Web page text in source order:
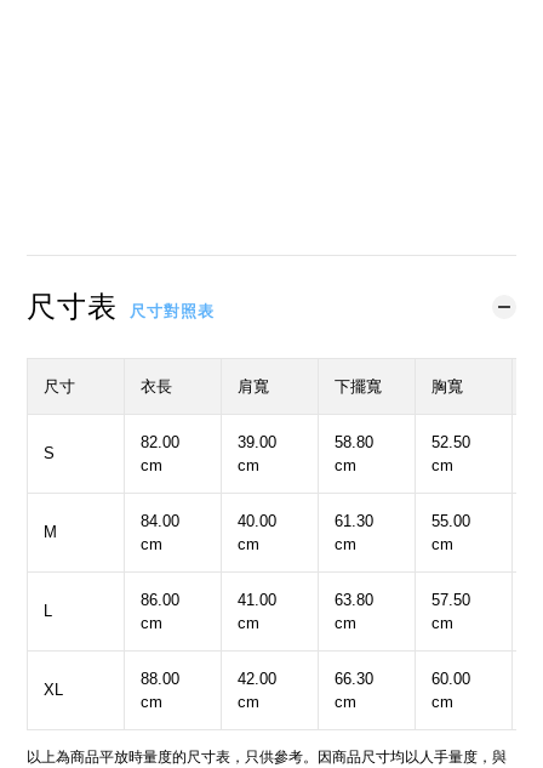
尺寸表 尺寸對照表
尺寸 衣長 肩寬 下擺寬 胸寬
S
82.00
cm
39.00
cm
58.80
cm
52.50
cm
M
84.00
cm
40.00
cm
61.30
cm
55.00
cm
L
86.00
cm
41.00
cm
63.80
cm
57.50
cm
XL
88.00
cm
42.00
cm
66.30
cm
60.00
cm
以上為商品平放時量度的尺寸表，只供參考。因商品尺寸均以人手量度，與